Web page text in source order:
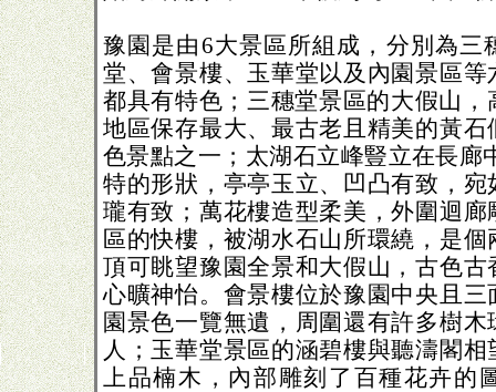
豫園是由6大景區所組成，分別為三
堂、會景樓、玉華堂以及內園景區
都具有特色；三穗堂景區的大假山，
地區保存最大、最古老且精美的黃
色景點之一；太湖石立峰豎立在長廊
特的形狀，亭亭玉立、凹凸有致，
瓏有致；萬花樓造型柔美，外圍迴
區的快樓，被湖水石山所環繞，是
頂可眺望豫園全景和大假山，古色
心曠神怡。會景樓位於豫園中央且
園景色一覽無遺，周圍還有許多樹
人；玉華堂景區的涵碧樓與聽濤閣
上品楠木，內部雕刻了百種花卉的